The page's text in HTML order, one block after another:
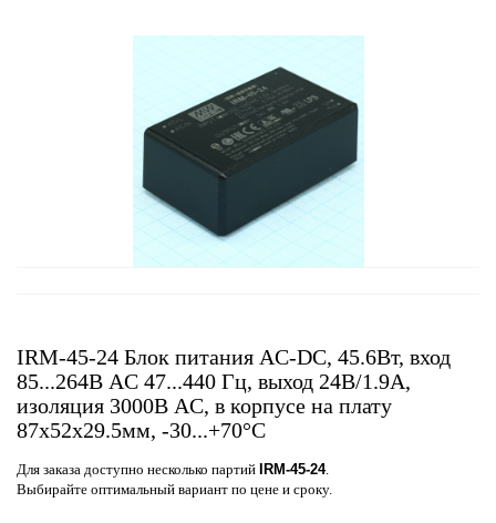
IRM-45-24 Блок питания AC-DC, 45.6Вт, вход
85...264В AC 47...440 Гц, выход 24В/1.9А,
изоляция 3000В AC, в корпусе на плату
87x52x29.5мм, -30...+70°C
Для заказа доступно несколько партий IRM-45-24.
Выбирайте оптимальный вариант по цене и сроку.